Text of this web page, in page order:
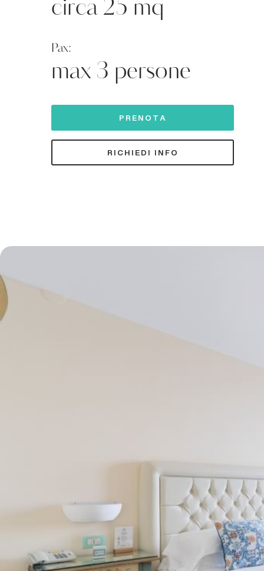
circa 25 mq
Pax:
max 3 persone
PRENOTA
RICHIEDI INFO